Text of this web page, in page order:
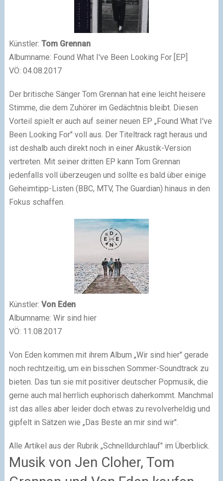
Künstler: Tom Grennan
Albumname: Found What I've Been Looking For [EP]
VÖ: 04.08.2017
Der britische Sänger Tom Grennan hat eine leicht heisere
Stimme, die dem Zuhörer im Gedächtnis bleibt. Diesen
Vorteil spielt er auch auf seiner neuen EP „Found What I've
Been Looking For" voll aus. Der Titeltrack ragt heraus und
ist deshalb auch direkt noch in einer Akustik-Version
vertreten. Mit seiner dritten EP kann Tom Grennan
jedenfalls voll überzeugen und sollte es bald über einige
Geheimtipp-Listen (BBC, MTV, The Guardian) hinaus in den
Fokus schaffen.
Künstler: Von Eden
Albumname: Wir sind hier
VÖ: 11.08.2017
Von Eden kommen mit ihrem Album „Wir sind hier" gerade
noch rechtzeitig, um ein bisschen Sommer-Soundtrack zu
bieten. Das tun sie mit positiver deutscher Popmusik, die
gerne auch mal herrlich euphorisch daherkommt. Manchmal
ist das alles aber leider doch etwas zu revolverheldig und
gipfelt in Sätzen wie „Das Beste an mir sind wir".
Alle Artikel aus der Rubrik „Schnelldurchlauf" im Überblick.
Musik von Jen Cloher, Tom